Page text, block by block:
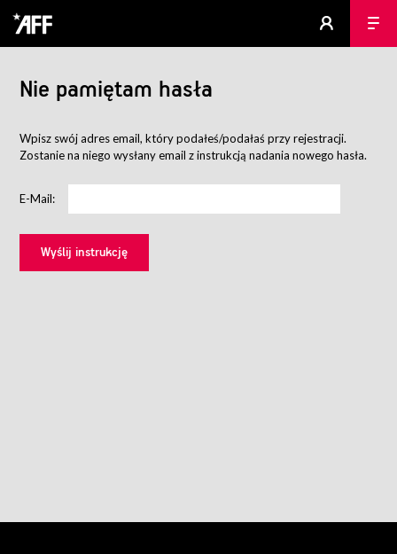
Nie pamiętam hasła
Wpisz swój adres email, który podałeś/podałaś przy rejestracji.
Zostanie na niego wysłany email z instrukcją nadania nowego hasła.
E-Mail: